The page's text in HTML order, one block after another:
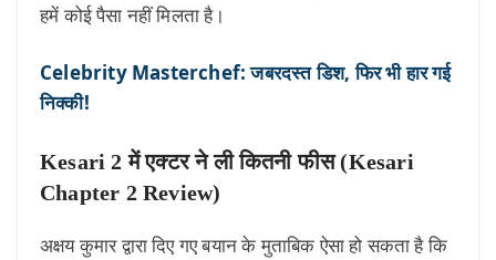
हमें कोई पैसा नहीं मिलता है।
Celebrity Masterchef: जबरदस्त डिश, फिर भी हार गई
निक्की!
Kesari 2 में एक्टर ने ली कितनी फीस (Kesari
Chapter 2 Review)
अक्षय कुमार द्वारा दिए गए बयान के मुताबिक ऐसा हो सकता है कि